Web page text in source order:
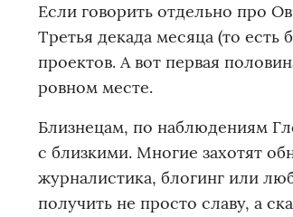
Если говорить отдельно про
Третья декада месяца (то
проектов. А вот первая
ровном месте.
Близнецам, по наблюдениям
с близкими. Многие захотят
журналистика, блогинг или
получить не просто славу, а